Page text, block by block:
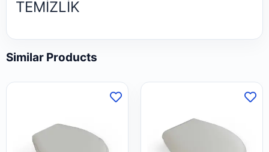
TEMİZLİK
Similar Products